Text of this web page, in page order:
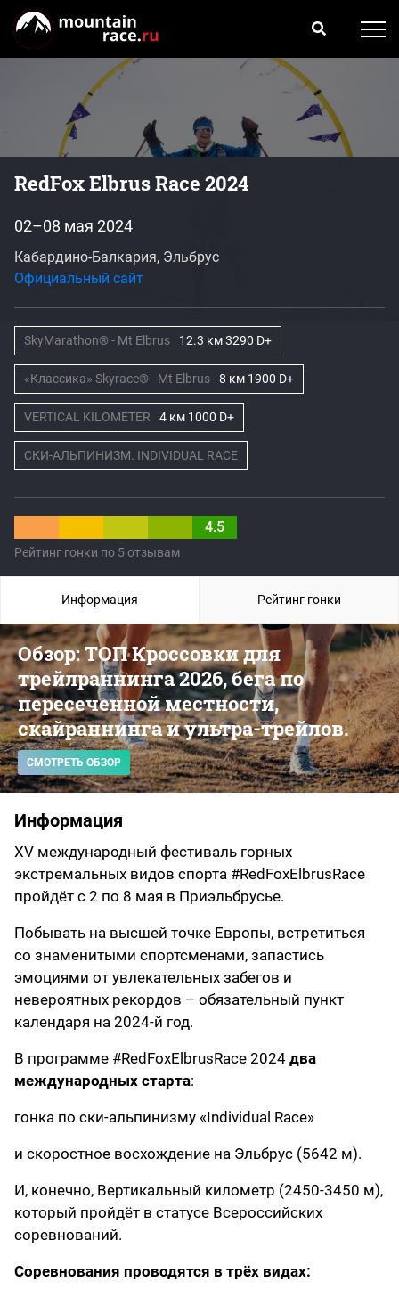
RedFox Elbrus Race 2024
4.5
Рейтинг гонки по 5 отзывам
02–08 мая 2024
Кабардино-Балкария, Эльбрус
Официальный сайт
SkyMarathon® - Mt Elbrus 12.3 км 3290 D+
«Классика» Skyrace® - Mt Elbrus 8 км 1900 D+
VERTICAL KILOMETER 4 км 1000 D+
СКИ-АЛЬПИНИЗМ. INDIVIDUAL RACE
Обзор: ТОП Кроссовки для
трейлраннинга 2026, бега по
пересеченной местности,
скайраннинга и ультра-трейлов.
СМОТРЕТЬ ОБЗОР
Информация
XV международный фестиваль горных
экстремальных видов спорта #RedFoxElbrusRace
пройдёт с 2 по 8 мая в Приэльбрусье.
Побывать на высшей точке Европы, встретиться
со знаменитыми спортсменами, запастись
эмоциями от увлекательных забегов и
невероятных рекордов – обязательный пункт
календаря на 2024-й год.
В программе #RedFoxElbrusRace 2024 два
международных старта:
гонка по ски-альпинизму «Individual Race»
и скоростное восхождение на Эльбрус (5642 м).
И, конечно, Вертикальный километр (2450-3450 м),
который пройдёт в статусе Всероссийских
соревнований.
Соревнования проводятся в трёх видах:
Информация Рейтинг гонки